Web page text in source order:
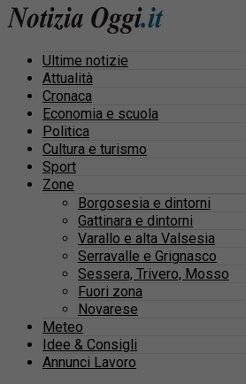
Ultime notizie
Attualità
Cronaca
Economia e scuola
Politica
Cultura e turismo
Sport
Zone
Borgosesia e dintorni
Gattinara e dintorni
Varallo e alta Valsesia
Serravalle e Grignasco
Sessera, Trivero, Mosso
Fuori zona
Novarese
Meteo
Idee & Consigli
Annunci Lavoro